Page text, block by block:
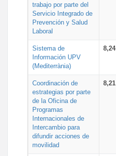
trabajo por parte del
Servicio Integrado de
Prevención y Salud
Laboral
Sistema de
Información UPV
(Mediterrània)
8,24
Coordinación de
estrategias por parte
de la Oficina de
Programas
Internacionales de
Intercambio para
difundir acciones de
movilidad
8,21